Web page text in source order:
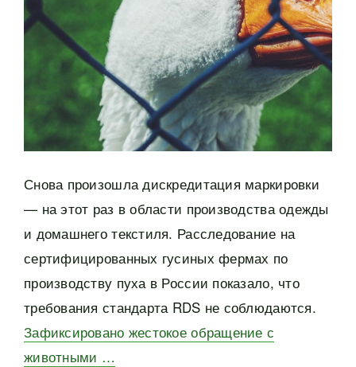
Снова произошла дискредитация маркировки
— на этот раз в области производства одежды
и домашнего текстиля. Расследование на
сертифицированных гусиных фермах по
производству пуха в России показало, что
требования стандарта RDS не соблюдаются.
Зафиксировано жестокое обращение с
животными …